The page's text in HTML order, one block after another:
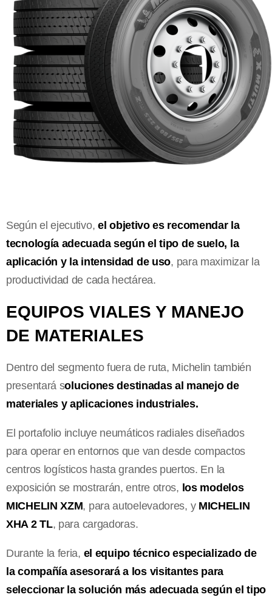
Según el ejecutivo, el objetivo es recomendar la
tecnología adecuada según el tipo de suelo, la
aplicación y la intensidad de uso, para maximizar la
productividad de cada hectárea.
EQUIPOS VIALES Y MANEJO
DE MATERIALES
Dentro del segmento fuera de ruta, Michelin también
presentará soluciones destinadas al manejo de
materiales y aplicaciones industriales.
El portafolio incluye neumáticos radiales diseñados
para operar en entornos que van desde compactos
centros logísticos hasta grandes puertos. En la
exposición se mostrarán, entre otros, los modelos
MICHELIN XZM, para autoelevadores, y MICHELIN
XHA 2 TL, para cargadoras.
Durante la feria, el equipo técnico especializado de
la compañía asesorará a los visitantes para
seleccionar la solución más adecuada según el tipo